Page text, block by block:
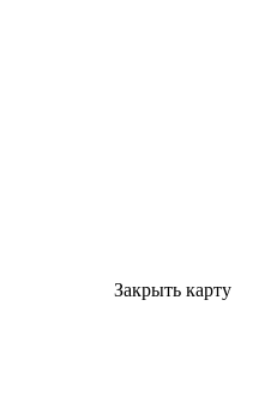
Закрыть карту